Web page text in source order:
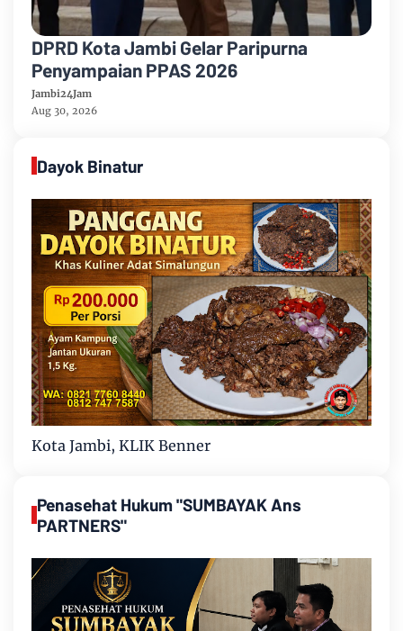
DPRD Kota Jambi Gelar Paripurna
Penyampaian PPAS 2026
Jambi24Jam
Aug 30, 2026
Dayok Binatur
Kota Jambi, KLIK Benner
Penasehat Hukum "SUMBAYAK Ans
PARTNERS"